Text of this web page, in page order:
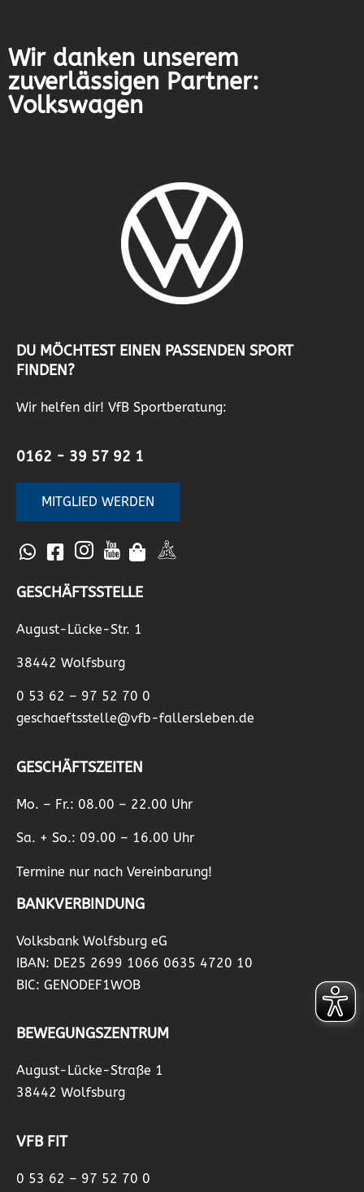
Wir danken unserem
zuverlässigen Partner:
Volkswagen
DU MÖCHTEST EINEN PASSENDEN SPORT
FINDEN?
Wir helfen dir! VfB Sportberatung:
0162 - 39 57 92 1
MITGLIED WERDEN
GESCHÄFTSSTELLE
August-Lücke-Str. 1
38442 Wolfsburg
0 53 62 – 97 52 70 0
geschaeftsstelle@vfb-fallersleben.de
GESCHÄFTSZEITEN
Mo. – Fr.: 08.00 – 22.00 Uhr
Sa. + So.: 09.00 – 16.00 Uhr
Termine nur nach Vereinbarung!
BANKVERBINDUNG
Volksbank Wolfsburg eG
IBAN: DE25 2699 1066 0635 4720 10
BIC: GENODEF1WOB
BEWEGUNGSZENTRUM
August-Lücke-Straße 1
38442 Wolfsburg
VFB FIT
0 53 62 – 97 52 70 0